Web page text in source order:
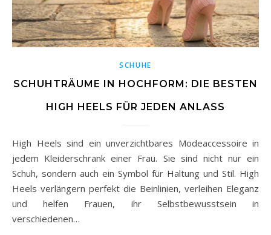
SCHUHE
SCHUHTRÄUME IN HOCHFORM: DIE BESTEN
HIGH HEELS FÜR JEDEN ANLASS
High Heels sind ein unverzichtbares Modeaccessoire in
jedem Kleiderschrank einer Frau. Sie sind nicht nur ein
Schuh, sondern auch ein Symbol für Haltung und Stil. High
Heels verlängern perfekt die Beinlinien, verleihen Eleganz
und helfen Frauen, ihr Selbstbewusstsein in
verschiedenen…